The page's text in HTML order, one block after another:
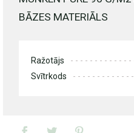
BĀZES MATERIĀLS
Ražotājs
Svītrkods